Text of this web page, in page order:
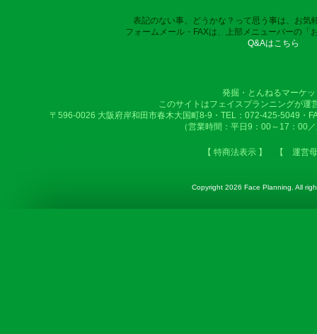
表記のない事、どうかな？って思う事は、お気
フォームメール・FAXは、上部メニューバーの「
Q&Aはこちら
発掘・とんねるマーケ
このサイトはフェイスプランニングが運
〒596-0026 大阪府岸和田市春木大国町8-9・TEL：072-425-5049・
（営業時間：平日9：00～17：00
【 特商法表示 】 【 運営
Copyright 2026 Face Planning. All